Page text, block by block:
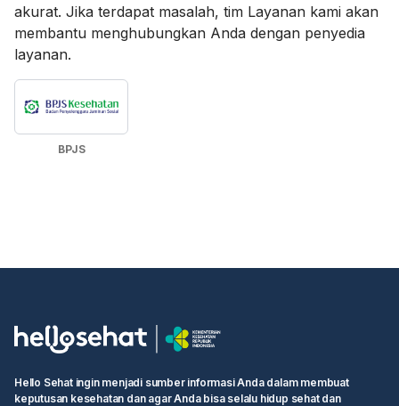
akurat. Jika terdapat masalah, tim Layanan kami akan
membantu menghubungkan Anda dengan penyedia
layanan.
BPJS
Hello Sehat ingin menjadi sumber informasi Anda dalam membuat
keputusan kesehatan dan agar Anda bisa selalu hidup sehat dan